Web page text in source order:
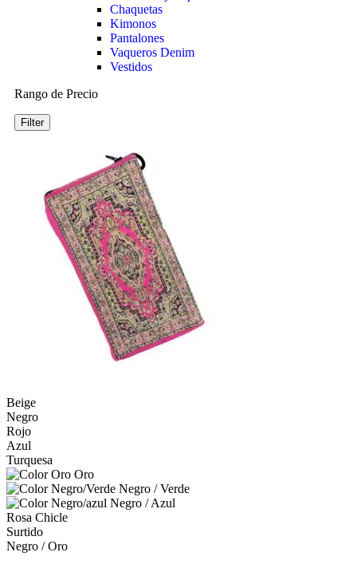
Chaquetas
Kimonos
Pantalones
Vaqueros Denim
Vestidos
Rango de Precio
Filter
Beige
Negro
Rojo
Azul
Turquesa
Oro
Negro / Verde
Negro / Azul
Rosa Chicle
Surtido
Negro / Oro